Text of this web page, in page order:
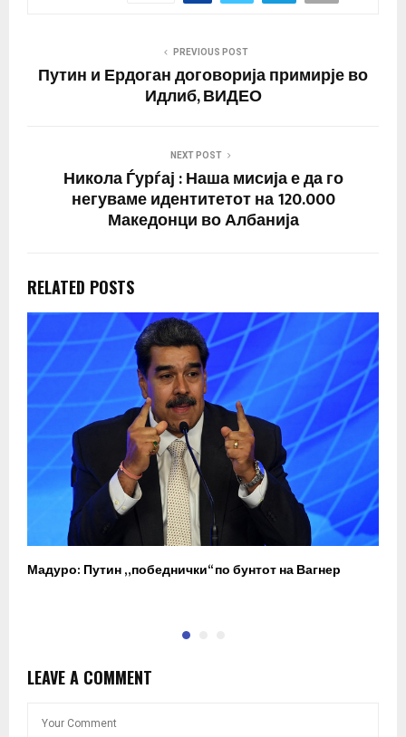
PREVIOUS POST
Путин и Ердоган договорија примирје во
Идлиб, ВИДЕО
NEXT POST
Никола Ѓурѓај : Наша мисија е да го
негуваме идентитетот на 120.000
Македонци во Албанија
RELATED POSTS
Мадуро: Путин „победнички“ по бунтот на Вагнер
LEAVE A COMMENT